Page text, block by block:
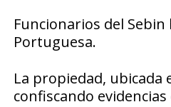
Funcionarios del
Portuguesa.
La propiedad,
confiscando